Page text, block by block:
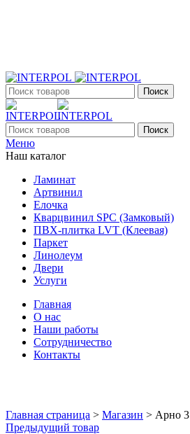
Поиск
Поиск
Меню
Наш каталог
Ламинат
Артвинил
Елочка
Кварцвинил SPC (Замковый)
ПВХ-плитка LVT (Клеевая)
Паркет
Линолеум
Двери
Услуги
Главная
О нас
Наши работы
Сотрудничество
Контакты
Главная страница > Магазин > Арно 3
Предыдущий товар